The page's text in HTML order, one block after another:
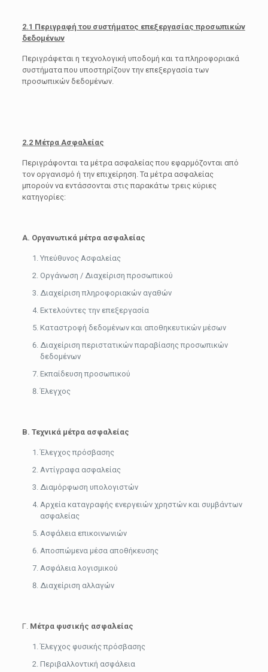
2.1 Περιγραφή του συστήματος επεξεργασίας προσωπικών
δεδομένων
Περιγράφεται η τεχνολογική υποδομή και τα πληροφοριακά
συστήματα που υποστηρίζουν την επεξεργασία των
προσωπικών δεδομένων.
2.2 Μέτρα Ασφαλείας
Περιγράφονται τα μέτρα ασφαλείας που εφαρμόζονται από
τον οργανισμό ή την επιχείρηση. Τα μέτρα ασφαλείας
μπορούν να εντάσσονται στις παρακάτω τρεις κύριες
κατηγορίες:
Α. Οργανωτικά μέτρα ασφαλείας
Υπεύθυνος Ασφαλείας
Οργάνωση / Διαχείριση προσωπικού
Διαχείριση πληροφοριακών αγαθών
Εκτελούντες την επεξεργασία
Καταστροφή δεδομένων και αποθηκευτικών μέσων
Διαχείριση περιστατικών παραβίασης προσωπικών
δεδομένων
Εκπαίδευση προσωπικού
Έλεγχος
Β. Τεχνικά μέτρα ασφαλείας
Έλεγχος πρόσβασης
Αντίγραφα ασφαλείας
Διαμόρφωση υπολογιστών
Αρχεία καταγραφής ενεργειών χρηστών και συμβάντων
ασφαλείας
Ασφάλεια επικοινωνιών
Αποσπώμενα μέσα αποθήκευσης
Ασφάλεια λογισμικού
Διαχείριση αλλαγών
Γ. Μέτρα φυσικής ασφαλείας
Έλεγχος φυσικής πρόσβασης
Περιβαλλοντική ασφάλεια